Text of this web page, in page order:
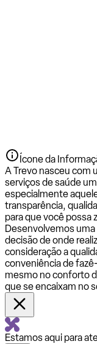
Ícone da
A Trevo nasceu com
serviços de saúde
especialmente
transparência,
para que você possa
Desenvolvemos
decisão de onde
consideração a
conveniência de
mesmo no conforto
que se encaixam no
Estamos aqui para